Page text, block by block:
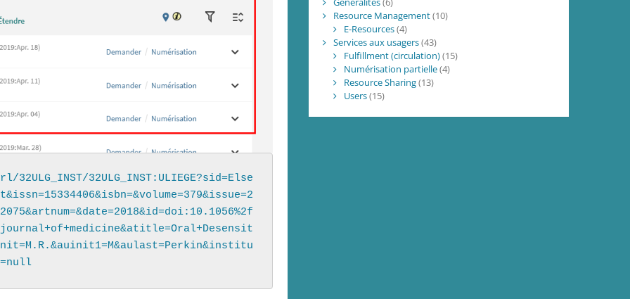
32ULG_INST:ULIEGE?sid=Else
Resource Management(10)
E-Resources(4)
Services aux usagers(43)
Fulfillment (circulation)(15)
Numérisation partielle(4)
Resource Sharing(13)
Users(15)